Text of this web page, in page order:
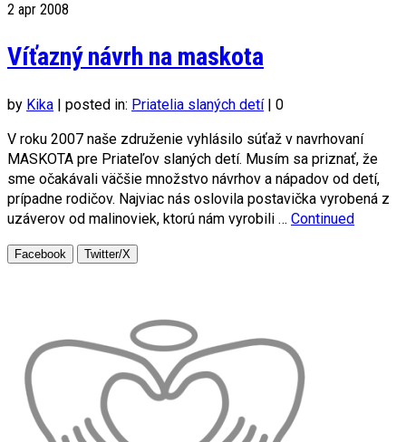
2 apr 2008
Víťazný návrh na maskota
by Kika | posted in: Priatelia slaných detí | 0
V roku 2007 naše združenie vyhlásilo súťaž v navrhovaní
MASKOTA pre Priateľov slaných detí. Musím sa priznať, že
sme očakávali väčšie množstvo návrhov a nápadov od detí,
prípadne rodičov. Najviac nás oslovila postavička vyrobená z
uzáverov od malinoviek, ktorú nám vyrobili … Continued
Facebook Twitter/X